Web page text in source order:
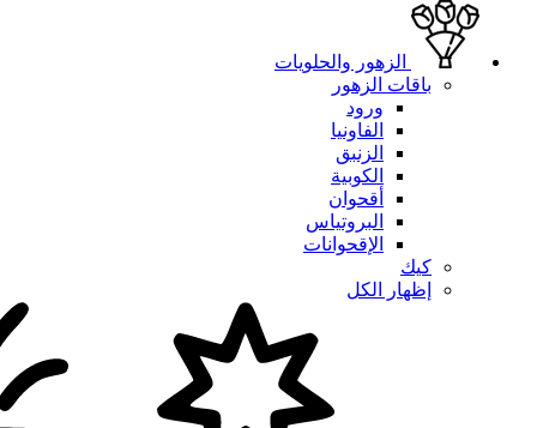
الزهور والحلويات
باقات الزهور
ورود
الفاونيا
الزنبق
الكوبية
أقحوان
البروتياس
الإقحوانات
كيك
إظهار الكل